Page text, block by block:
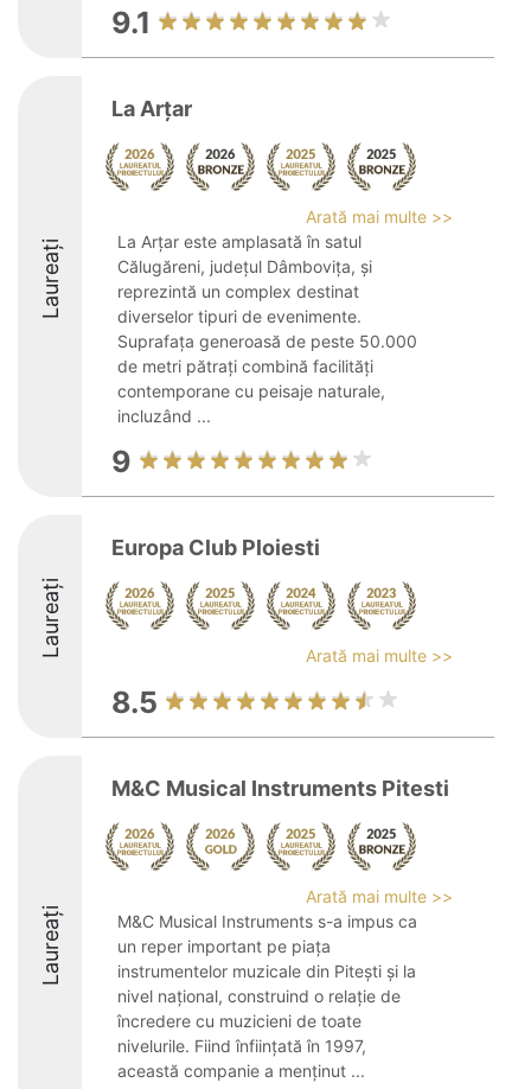
9.1
Laureați
La Arțar
Arată mai multe >>
La Arțar este amplasată în satul
Călugăreni, județul Dâmbovița, și
reprezintă un complex destinat
diverselor tipuri de evenimente.
Suprafața generoasă de peste 50.000
de metri pătrați combină facilități
contemporane cu peisaje naturale,
incluzând ...
9
Laureați
Europa Club Ploiesti
Arată mai multe >>
8.5
Laureați
M&C Musical Instruments Pitesti
Arată mai multe >>
M&C Musical Instruments s-a impus ca
un reper important pe piața
instrumentelor muzicale din Pitești și la
nivel național, construind o relație de
încredere cu muzicieni de toate
nivelurile. Fiind înființată în 1997,
această companie a menținut ...